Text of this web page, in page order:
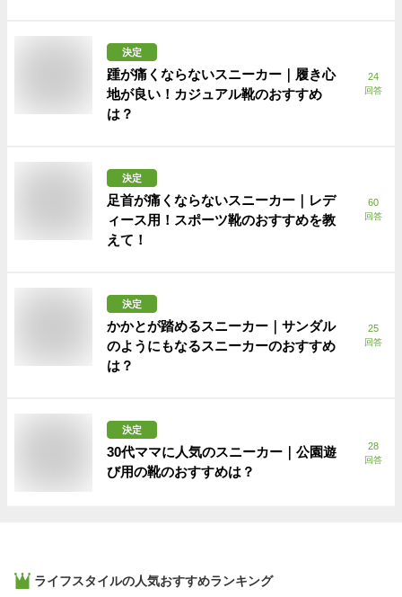
決定
踵が痛くならないスニーカー｜履き心
地が良い！カジュアル靴のおすすめ
は？
24
回答
決定
足首が痛くならないスニーカー｜レデ
ィース用！スポーツ靴のおすすめを教
えて！
60
回答
決定
かかとが踏めるスニーカー｜サンダル
のようにもなるスニーカーのおすすめ
は？
25
回答
決定
30代ママに人気のスニーカー｜公園遊
び用の靴のおすすめは？
28
回答
ライフスタイルの人気おすすめランキング